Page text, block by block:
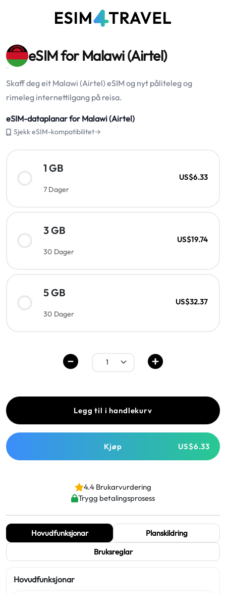
eSIM for Malawi (Airtel)
Skaff deg eit Malawi (Airtel) eSIM og nyt påliteleg og
rimeleg internettilgang på reisa.
eSIM-dataplanar for Malawi (Airtel)
Sjekk eSIM-kompatibilitet→
1 GB
7 Dager
US$6.33
3 GB
30 Dager
US$19.74
5 GB
30 Dager
US$32.37
Legg til i handlekurv
Kjøp US$6.33
4.4 Brukarvurdering
Trygg betalingsprosess
Hovudfunksjonar
Planskildring
Bruksreglar
Hovudfunksjonar